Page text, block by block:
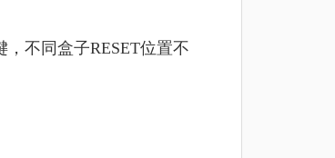
不同盒子RESET位置不